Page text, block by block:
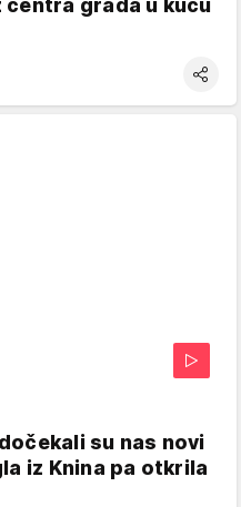
grada u kuću
su nas novi
iz Knina pa otkrila